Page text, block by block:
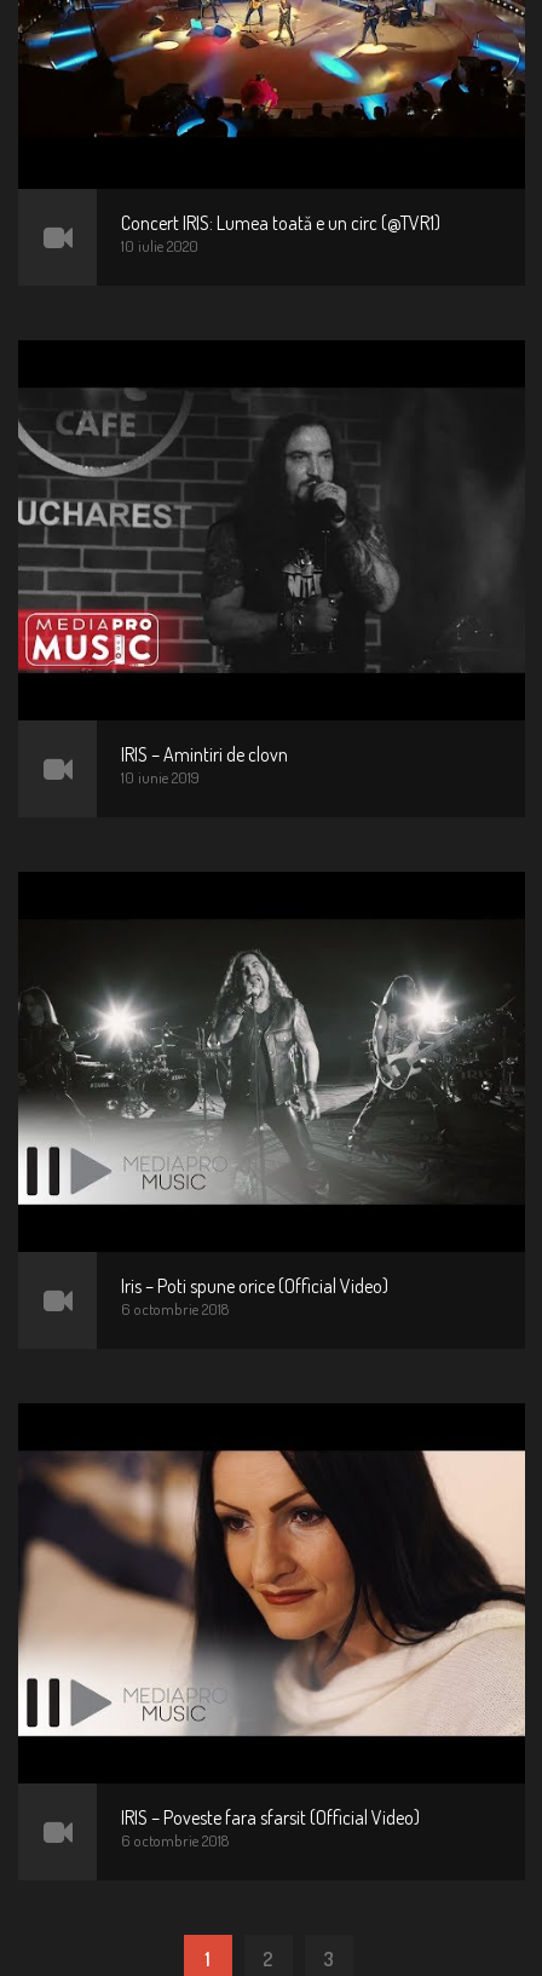
Concert IRIS: Lumea toată e un circ (@TVR1)
10 iulie 2020
IRIS – Amintiri de clovn
10 iunie 2019
Iris – Poti spune orice (Official Video)
6 octombrie 2018
IRIS – Poveste fara sfarsit (Official Video)
6 octombrie 2018
1 2 3